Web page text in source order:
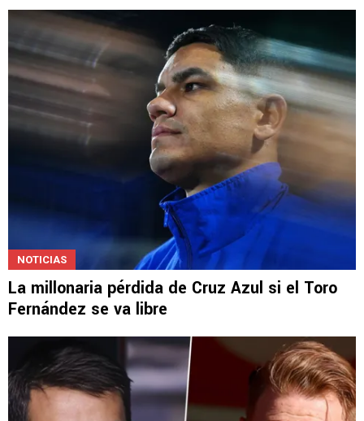
NOTICIAS
La millonaria pérdida de Cruz Azul si el Toro
Fernández se va libre